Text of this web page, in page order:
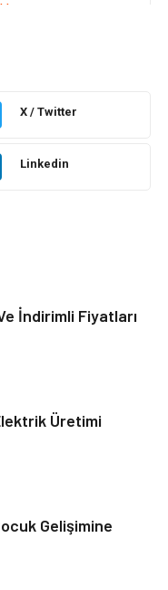
ve Taşımacılık
Maden
X / Twitter
Linkedin
İndirimli Fiyatları
Üretimi
Gelişimine